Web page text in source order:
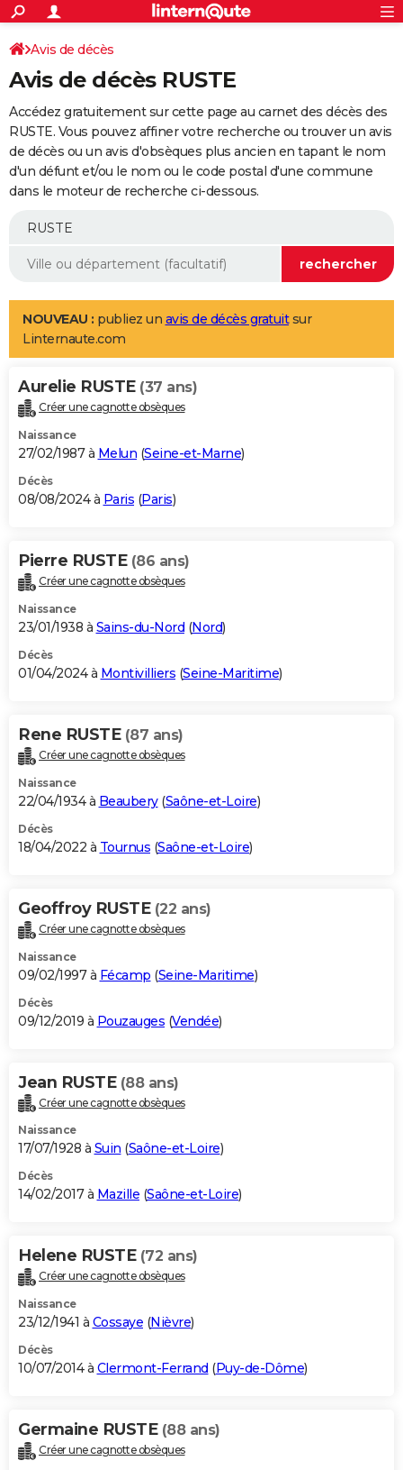
ACTUALITÉS
Politique
Société
Faits Divers
Education
Monde
Villes
+
SPORT
Coupe du monde 2026
Football
Tennis
Cyclisme
Rugby
Forum
Programme TV
TNT
Streaming
Cinéma
Sorties cinéma
Musique
+
FINANCE
Retraite
Impôts
Epargne
Immobilier
Risques naturels par ville
Banque
Assurance
Crédit
AUTO
Essais
Réserver un essai
Citadines
Berlines
SUV
Forum auto
+
Mobiles
Meilleur smartphone
Internet
Ordinateurs
Jeux vidéo
Guide high-tech
Aménagement intérieur
LIFESTYLE
Art de vivre
Bien-être
Loisirs
Mode
Modes de vie
Alimentation
Guide de la santé
Maladies
Médicaments
Sommeil
VOYAGE
Destinations
City break
Voyage nature
Voyage de noces
Forum
Climat
+PHOTO
GUIDES D'ACHAT
BONS PLANS
Carte de Noël
Carte Bonne année
Carte Saint-Valentin
Carte Pâques
Carte d'anniversaire
DICTIONNAIRE
Dictionnaire
Biographies
Citations
Expressions
Proverbes
PROGRAMME TV
S'inscrire
Se connecter
Lycées
Collèges
Primaires
Universités
Entreprises
Service militaire
Avis de recherche
AVIS DE DÉCÈS
Bricolage
Lifestyle
Culture
Sport
Auto
Television
Voyage
Cinema
Avis de décès
Avis de décès RUSTE
Accédez gratuitement sur cette page au carnet des décès des
RUSTE. Vous pouvez affiner votre recherche ou trouver un avis
de décès ou un avis d'obsèques plus ancien en tapant le nom
d'un défunt et/ou le nom ou le code postal d'une commune
dans le moteur de recherche ci-dessous.
NOUVEAU : publiez un avis de décès gratuitsur
Linternaute.com
Aurelie RUSTE (37 ans)
Créer une cagnotte obsèques
Naissance
27/02/1987 à Melun (Seine-et-Marne)
Décès
08/08/2024 à Paris (Paris)
Pierre RUSTE (86 ans)
Créer une cagnotte obsèques
Naissance
23/01/1938 à Sains-du-Nord (Nord)
Décès
01/04/2024 à Montivilliers (Seine-Maritime)
Rene RUSTE (87 ans)
Créer une cagnotte obsèques
Naissance
22/04/1934 à Beaubery(Saône-et-Loire)
Décès
18/04/2022 à Tournus (Saône-et-Loire)
Geoffroy RUSTE (22 ans)
Créer une cagnotte obsèques
Naissance
09/02/1997 à Fécamp (Seine-Maritime)
Décès
09/12/2019 à Pouzauges (Vendée)
Jean RUSTE (88 ans)
Créer une cagnotte obsèques
Naissance
17/07/1928 à Suin (Saône-et-Loire)
Décès
14/02/2017 à Mazille (Saône-et-Loire)
Helene RUSTE (72 ans)
Créer une cagnotte obsèques
Naissance
23/12/1941 à Cossaye (Nièvre)
Décès
10/07/2014 à Clermont-Ferrand (Puy-de-Dôme)
Germaine RUSTE (88 ans)
Créer une cagnotte obsèques